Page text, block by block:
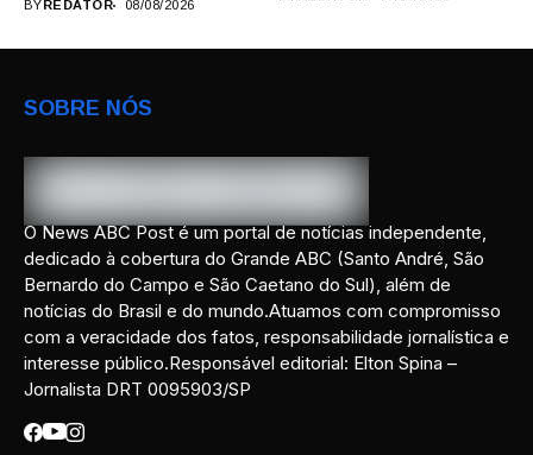
BYREDATOR 08/08/2026
SOBRE NÓS
O News ABC Post é um portal de notícias independente,
dedicado à cobertura do Grande ABC (Santo André, São
Bernardo do Campo e São Caetano do Sul), além de
notícias do Brasil e do mundo.Atuamos com compromisso
com a veracidade dos fatos, responsabilidade jornalística e
interesse público.Responsável editorial: Elton Spina –
Jornalista DRT 0095903/SP